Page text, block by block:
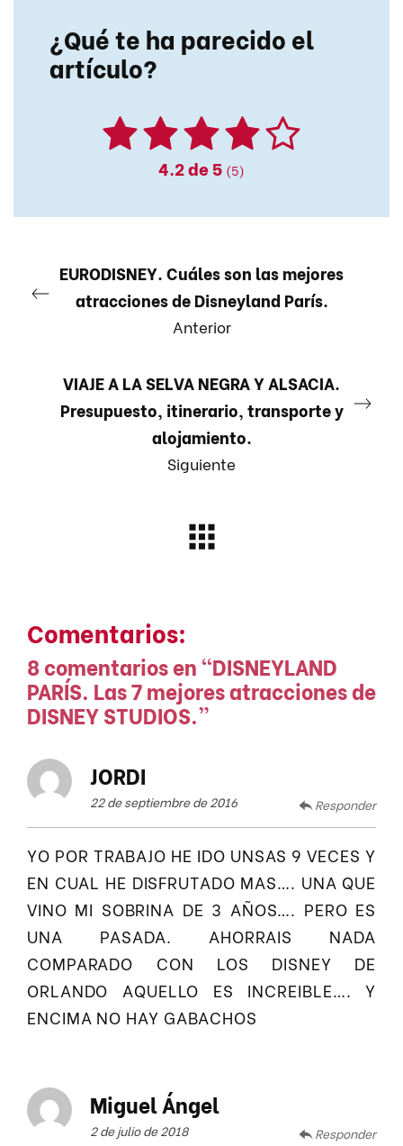
¿Qué te ha parecido el
artículo?
4.2de 5 (5)
EURODISNEY. Cuáles son las mejores
atracciones de Disneyland París.
Anterior
VIAJE A LA SELVA NEGRA Y ALSACIA.
Presupuesto, itinerario, transporte y
alojamiento.
Siguiente
Comentarios:
8 comentarios en “DISNEYLAND
PARÍS. Las 7 mejores atracciones de
DISNEY STUDIOS.”
JORDI
22 de septiembre de 2016 Responder
YO POR TRABAJO HE IDO UNSAS 9 VECES Y
EN CUAL HE DISFRUTADO MAS…. UNA QUE
VINO MI SOBRINA DE 3 AÑOS…. PERO ES
UNA PASADA. AHORRAIS NADA
COMPARADO CON LOS DISNEY DE
ORLANDO AQUELLO ES INCREIBLE…. Y
ENCIMA NO HAY GABACHOS
Miguel Ángel
2 de julio de 2018 Responder